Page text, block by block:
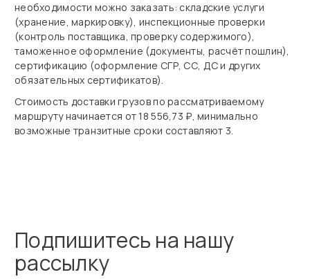
необходимости можно заказать: складские услуги
(хранение, маркировку), инспекционные проверки
(контроль поставщика, проверку содержимого),
таможенное оформление (документы, расчёт пошлин),
сертификацию (оформление СГР, СС, ДС и других
обязательных сертификатов).
Стоимость доставки грузов по рассматриваемому
маршруту начинается от 18 556,73 ₽, минимально
возможные транзитные сроки составляют 3.
Подпишитесь на нашу
рассылку